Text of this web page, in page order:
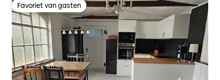
Favoriet van gasten
Favoriet van gasten